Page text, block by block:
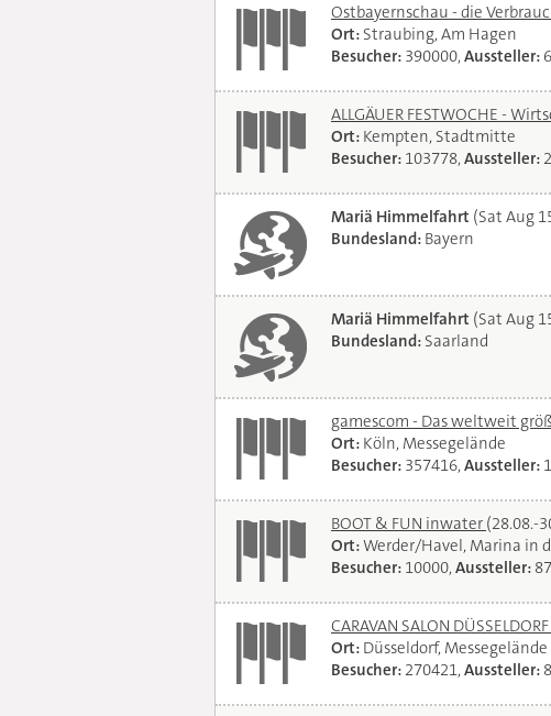
Ostbayernschau - die
Ort: Straubing, Am Hagen
Besucher: 390000,Aussteller:
ALLGÄUER FESTWOCHE -
Ort: Kempten, Stadtmitte
Besucher: 103778,Aussteller:
Mariä Himmelfahrt (Sat Aug
Bundesland: Bayern
Mariä Himmelfahrt (Sat Aug
Bundesland: Saarland
gamescom - Das weltweit
Ort: Köln, Messegelände
Besucher: 357416,Aussteller:
BOOT & FUN inwater (28.08.-
Ort:Werder/Havel, Marina in
Besucher: 10000,Aussteller: 87
CARAVAN SALON
Ort: Düsseldorf, Messegelände
Besucher: 270421,Aussteller: